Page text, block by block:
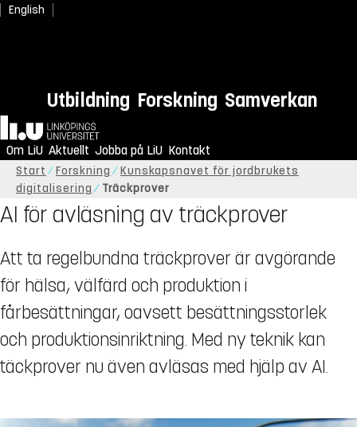
English
Utbildning Forskning Samverkan
Hem
Om LiU Aktuellt Jobba på LiU Kontakt
Start Forskning
Kunskapsnavet för jordbrukets
digitalisering
Träckprover
AI för avläsning av träckprover
Att ta regelbundna träckprover är avgörande
för hälsa, välfärd och produktion i
fårbesättningar, oavsett besättningsstorlek
och produktionsinriktning. Med ny teknik kan
täckprover nu även avläsas med hjälp av AI.